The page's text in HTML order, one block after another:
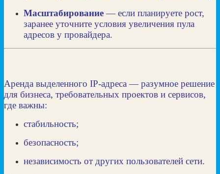
Масштабирование — если планируете рост,
заранее уточните условия увеличения пула
адресов у провайдера.
Аренда выделенного IP‑адреса — разумное решение
для бизнеса, требовательных проектов и сервисов,
где важны:
стабильность;
безопасность;
независимость от других пользователей сети.